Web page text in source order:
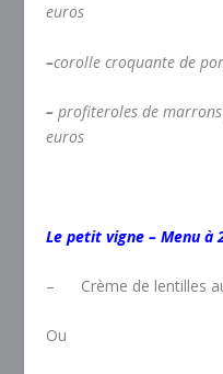
euros
–corolle croquante de
–profiteroles de
euros
Le petit vigne –Menu à
– Crème de lentilles
Ou